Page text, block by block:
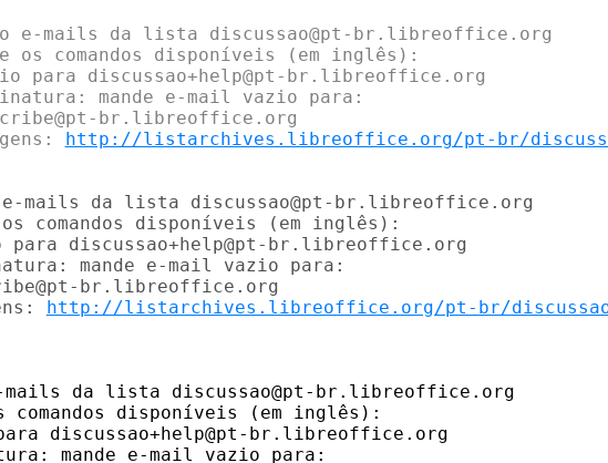
e-mails da lista discussao@pt-br.libreoffice.org
os comandos disponíveis (em inglês):
para discussao+help@pt-br.libreoffice.org
mande e-mail vazio para:
br.libreoffice.org
http://listarchives.libreoffice.org/pt-br/
e-mails da lista discussao@pt-br.libreoffice.org
comandos disponíveis (em inglês):
para discussao+help@pt-br.libreoffice.org
mande e-mail vazio para:
br.libreoffice.org
http://listarchives.libreoffice.org/pt-br/
mails da lista discussao@pt-br.libreoffice.org
comandos disponíveis (em inglês):
discussao+help@pt-br.libreoffice.org
mande e-mail vazio para: